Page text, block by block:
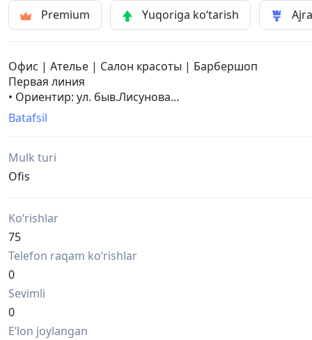
Premium Yuqoriga ko‘tarish
Офис | Ателье | Салон красоты | Барбершоп
Первая линия
• Ориентир: ул. быв.Лисунова
• Open space +1
• Высота потолков: 2,2м
• В помещении имеется: кондиционер, душевая, с/у
Batafsil
Mulk turi
Ofis
Ko‘rishlar
75
Telefon raqam ko‘rishlar
0
Sevimli
0
Eʼlon joylangan